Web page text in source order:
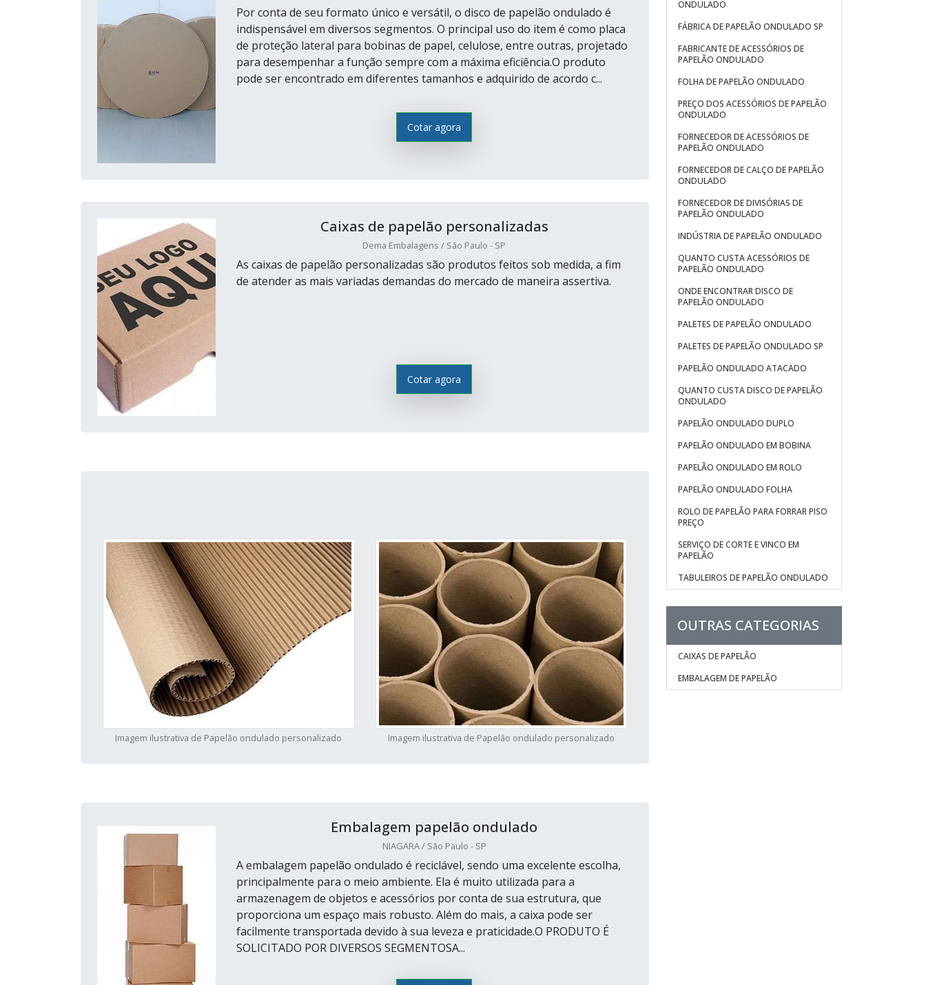
Por conta de seu formato único e versátil, o disco de papelão ondulado é
indispensável em diversos segmentos. O principal uso do item é como placa
de proteção lateral para bobinas de papel, celulose, entre outras, projetado
para desempenhar a função sempre com a máxima eficiência.O produto
pode ser encontrado em diferentes tamanhos e adquirido de acordo c...
Cotar agora
Caixas de papelão personalizadas
Dema Embalagens / São Paulo - SP
As caixas de papelão personalizadas são produtos feitos sob medida, a fim
de atender as mais variadas demandas do mercado de maneira assertiva.
Cotar agora
Imagem ilustrativa de Papelão ondulado personalizado Imagem ilustrativa de Papelão ondulado personalizado
Embalagem papelão ondulado
NIAGARA / São Paulo - SP
A embalagem papelão ondulado é reciclável, sendo uma excelente escolha,
principalmente para o meio ambiente. Ela é muito utilizada para a
armazenagem de objetos e acessórios por conta de sua estrutura, que
proporciona um espaço mais robusto. Além do mais, a caixa pode ser
facilmente transportada devido à sua leveza e praticidade.O PRODUTO É
SOLICITADO POR DIVERSOS SEGMENTOSA...
ONDULADO
FÁBRICA DE PAPELÃO ONDULADO SP
FABRICANTE DE ACESSÓRIOS DE
PAPELÃO ONDULADO
FOLHA DE PAPELÃO ONDULADO
PREÇO DOS ACESSÓRIOS DE PAPELÃO
ONDULADO
FORNECEDOR DE ACESSÓRIOS DE
PAPELÃO ONDULADO
FORNECEDOR DE CALÇO DE PAPELÃO
ONDULADO
FORNECEDOR DE DIVISÓRIAS DE
PAPELÃO ONDULADO
INDÚSTRIA DE PAPELÃO ONDULADO
QUANTO CUSTA ACESSÓRIOS DE
PAPELÃO ONDULADO
ONDE ENCONTRAR DISCO DE
PAPELÃO ONDULADO
PALETES DE PAPELÃO ONDULADO
PALETES DE PAPELÃO ONDULADO SP
PAPELÃO ONDULADO ATACADO
QUANTO CUSTA DISCO DE PAPELÃO
ONDULADO
PAPELÃO ONDULADO DUPLO
PAPELÃO ONDULADO EM BOBINA
PAPELÃO ONDULADO EM ROLO
PAPELÃO ONDULADO FOLHA
ROLO DE PAPELÃO PARA FORRAR PISO
PREÇO
SERVIÇO DE CORTE E VINCO EM
PAPELÃO
TABULEIROS DE PAPELÃO ONDULADO
OUTRAS CATEGORIAS
CAIXAS DE PAPELÃO
EMBALAGEM DE PAPELÃO